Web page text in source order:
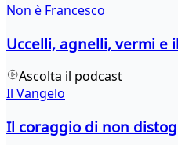
Non è Francesco
Uccelli, agnelli, vermi e
Ascolta il podcast
Il Vangelo
Il coraggio di non